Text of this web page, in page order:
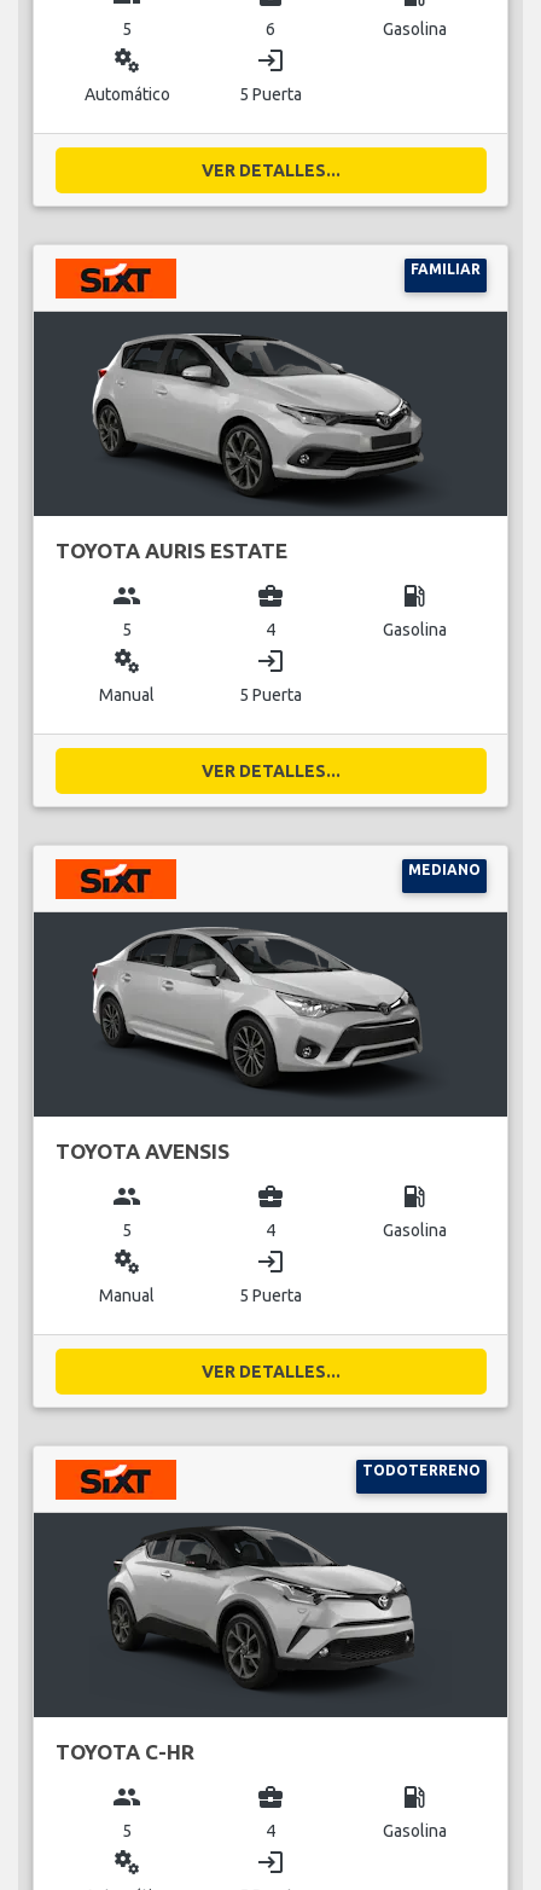
5 6 Gasolina
miscellaneous_services
Automático
login
5 Puerta
VER DETALLES...
FAMILIAR
TOYOTA AURIS ESTATE
group
5
business_center
4
local_gas_station
Gasolina
miscellaneous_services
Manual
login
5 Puerta
VER DETALLES...
MEDIANO
TOYOTA AVENSIS
group
5
business_center
4
local_gas_station
Gasolina
miscellaneous_services
Manual
login
5 Puerta
VER DETALLES...
TODOTERRENO
TOYOTA C-HR
group
5
business_center
4
local_gas_station
Gasolina
miscellaneous_services login